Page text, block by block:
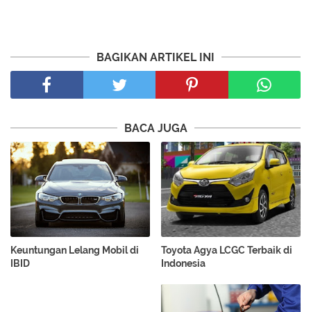
BAGIKAN ARTIKEL INI
BACA JUGA
Keuntungan Lelang Mobil di
IBID
Toyota Agya LCGC Terbaik di
Indonesia